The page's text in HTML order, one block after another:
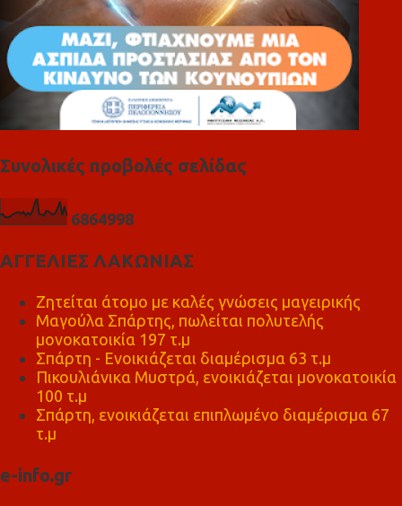
Συνολικές προβολές σελίδας
6864998
ΑΓΓΕΛΙΕΣ ΛΑΚΩΝΙΑΣ
Ζητείται άτομο με καλές γνώσεις μαγειρικής
Μαγούλα Σπάρτης, πωλείται πολυτελής
μονοκατοικία 197 τ.μ
Σπάρτη - Ενοικιάζεται διαμέρισμα 63 τ.μ
Πικουλιάνικα Μυστρά, ενοικιάζεται μονοκατοικία
100 τ.μ
Σπάρτη, ενοικιάζεται επιπλωμένο διαμέρισμα 67
τ.μ
e-info.gr